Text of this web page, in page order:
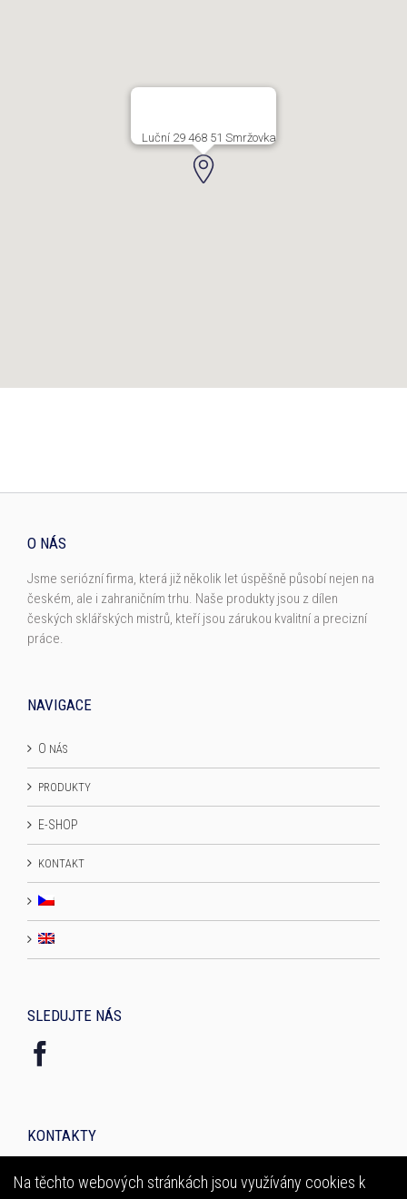
Luční 29 468 51 Smržovka
O NÁS
Jsme ser­iózní fir­ma, která již něko­lik let úspěšně působí nejen na
českém, ale i zahraničním trhu. Naše pro­duk­ty jsou z dílen
českých sklářských mis­trů, kteří jsou záruk­ou kval­it­ní a pre­cizní
práce.
NAVIGACE
O NÁS
PRODUKTY
E-SHOP
KONTAKT
SLEDUJTE NÁS
KONTAKTY
Na těchto webových stránkách jsou využívány cookies k